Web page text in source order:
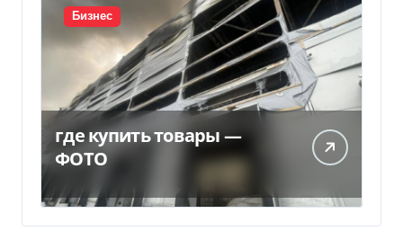
Бизнес
где купить товары —
ФОТО